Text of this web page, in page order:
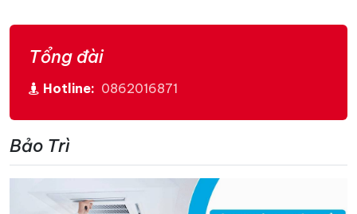
Tổng đài
Hotline: 0862016871
Bảo Trì